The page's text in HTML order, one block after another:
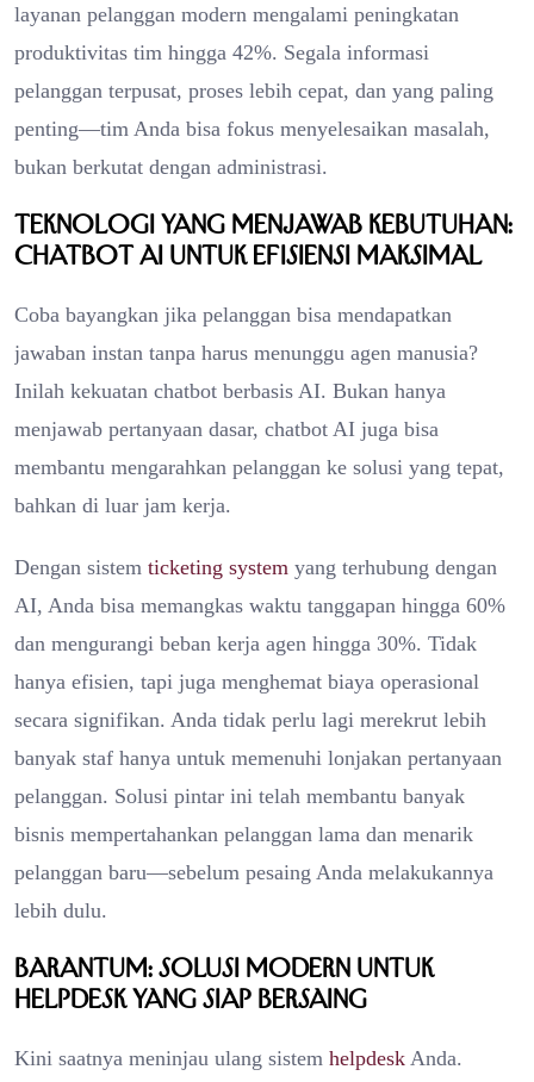
layanan pelanggan modern mengalami peningkatan
produktivitas tim hingga 42%. Segala informasi
pelanggan terpusat, proses lebih cepat, dan yang paling
penting—tim Anda bisa fokus menyelesaikan masalah,
bukan berkutat dengan administrasi.
Teknologi yang Menjawab Kebutuhan:
Chatbot AI untuk Efisiensi Maksimal
Coba bayangkan jika pelanggan bisa mendapatkan
jawaban instan tanpa harus menunggu agen manusia?
Inilah kekuatan chatbot berbasis AI. Bukan hanya
menjawab pertanyaan dasar, chatbot AI juga bisa
membantu mengarahkan pelanggan ke solusi yang tepat,
bahkan di luar jam kerja.
Dengan sistem ticketing system yang terhubung dengan
AI, Anda bisa memangkas waktu tanggapan hingga 60%
dan mengurangi beban kerja agen hingga 30%. Tidak
hanya efisien, tapi juga menghemat biaya operasional
secara signifikan. Anda tidak perlu lagi merekrut lebih
banyak staf hanya untuk memenuhi lonjakan pertanyaan
pelanggan. Solusi pintar ini telah membantu banyak
bisnis mempertahankan pelanggan lama dan menarik
pelanggan baru—sebelum pesaing Anda melakukannya
lebih dulu.
Barantum: Solusi Modern untuk
Helpdesk yang Siap Bersaing
Kini saatnya meninjau ulang sistem helpdesk Anda.